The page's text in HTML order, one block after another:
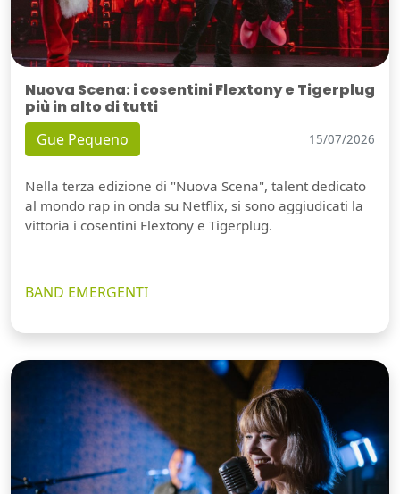
Nuova Scena: i cosentini Flextony e Tigerplug
più in alto di tutti
Gue Pequeno 15/07/2026
Nella terza edizione di "Nuova Scena", talent dedicato
al mondo rap in onda su Netflix, si sono aggiudicati la
vittoria i cosentini Flextony e Tigerplug.
BAND EMERGENTI